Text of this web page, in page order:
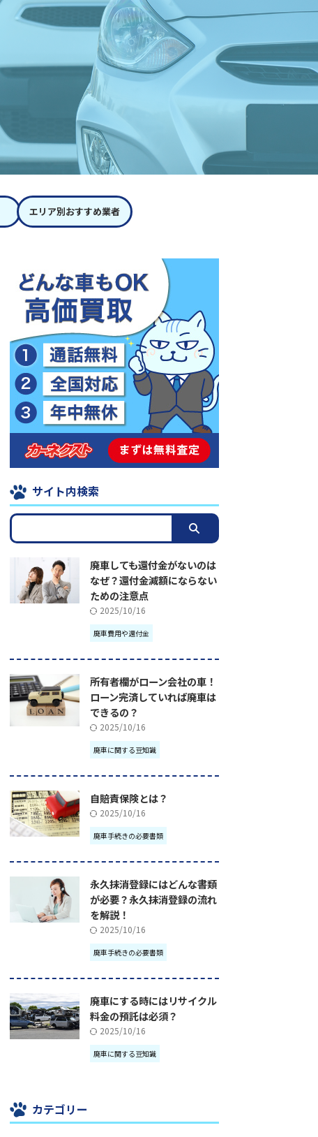
エリア別おすすめ業者
サイト内検索
廃車しても還付金がないのは
なぜ？還付金減額にならない
ための注意点
2025/10/16
廃車費用や還付金
所有者欄がローン会社の車！
ローン完済していれば廃車は
できるの？
2025/10/16
廃車に関する豆知識
自賠責保険とは？
2025/10/16
廃車手続きの必要書類
永久抹消登録にはどんな書類
が必要？永久抹消登録の流れ
を解説！
2025/10/16
廃車手続きの必要書類
廃車にする時にはリサイクル
料金の預託は必須？
2025/10/16
廃車に関する豆知識
カテゴリー